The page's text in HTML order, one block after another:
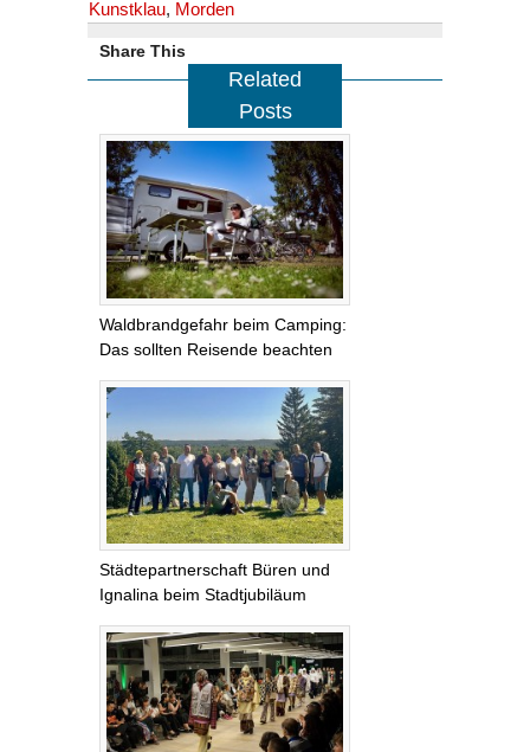
Kunstklau, Morden
Share This
Related
Posts
Waldbrandgefahr beim Camping:
Das sollten Reisende beachten
Städtepartnerschaft Büren und
Ignalina beim Stadtjubiläum